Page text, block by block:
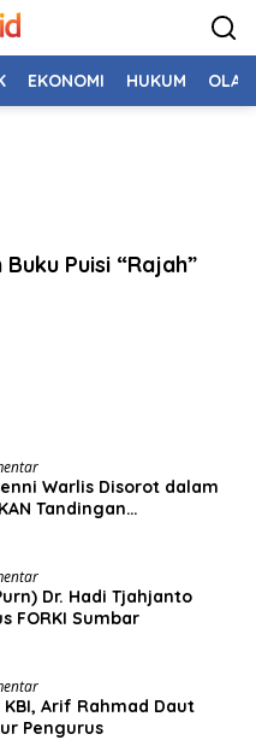
EKONOMI HUKUM
Puisi “Rajah”
Warlis Disorot dalam
Tandingan
Dr. Hadi Tjahjanto
FORKI Sumbar
Arif Rahmad Daut
Pengurus